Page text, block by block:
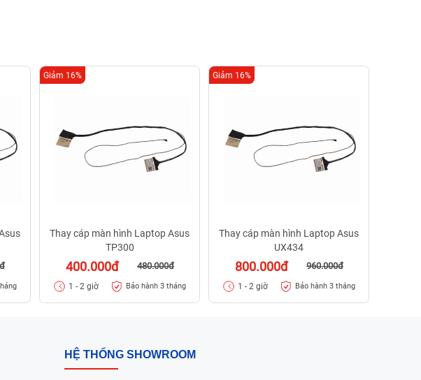
Thay cáp màn hình Laptop Asus
TP300
400.000đ 480.000đ
Giảm 16%
1 - 2 giờ Bảo hành 3 tháng
Thay cáp màn hình Laptop Asus
UX434
800.000đ 960.000đ
Giảm 16%
1 - 2 giờ Bảo hành 3 tháng
HỆ THỐNG SHOWROOM